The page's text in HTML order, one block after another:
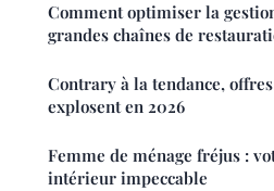
Comment optimiser la
grandes chaînes de
Contrary à la tendance,
explosent en 2026
Femme de ménage fréjus :
intérieur impeccable